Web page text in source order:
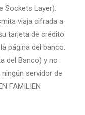
Sockets Layer).
viaja cifrada a
tarjeta de crédito
página del banco,
del Banco) y no
servidor de
FAMILIEN